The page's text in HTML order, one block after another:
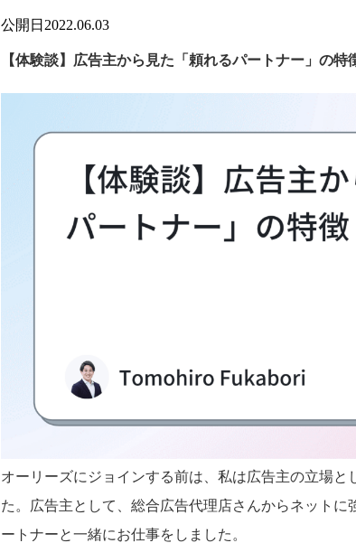
公開日 2022.06.03
【体験談】広告主から見た「頼れるパートナー」の特
オーリーズにジョインする前は、私は広告主の立場
た。広告主として、総合広告代理店さんからネット
ートナーと一緒にお仕事をしました。